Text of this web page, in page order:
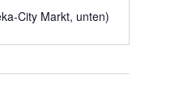
City Markt, unten)